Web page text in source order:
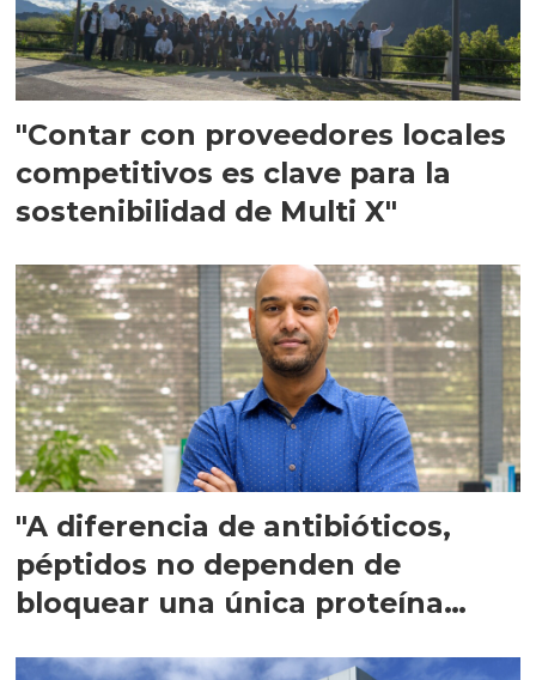
"Contar con proveedores locales
competitivos es clave para la
sostenibilidad de Multi X"
"A diferencia de antibióticos,
péptidos no dependen de
bloquear una única proteína